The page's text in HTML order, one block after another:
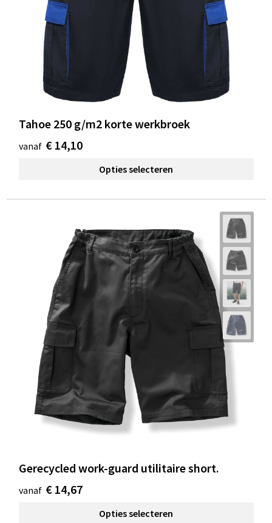
Tahoe 250 g/m2 korte werkbroek
vanaf € 14,10
Opties selecteren
Gerecycled work-guard utilitaire short.
vanaf € 14,67
Opties selecteren